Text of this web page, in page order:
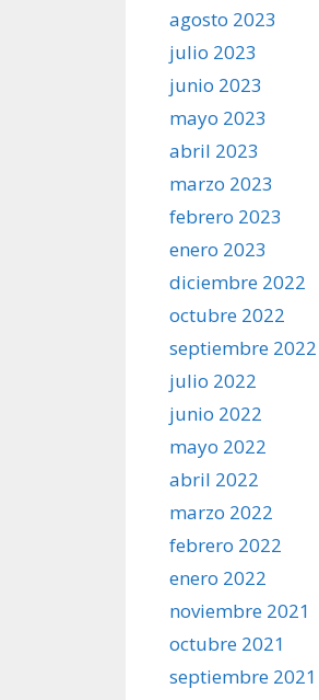
agosto 2023
julio 2023
junio 2023
mayo 2023
abril 2023
marzo 2023
febrero 2023
enero 2023
diciembre 2022
octubre 2022
septiembre 2022
julio 2022
junio 2022
mayo 2022
abril 2022
marzo 2022
febrero 2022
enero 2022
noviembre 2021
octubre 2021
septiembre 2021